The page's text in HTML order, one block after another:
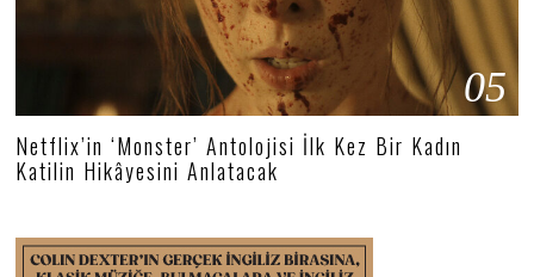
05
Netflix’in ‘Monster’ Antolojisi İlk Kez Bir Kadın
Katilin Hikâyesini Anlatacak